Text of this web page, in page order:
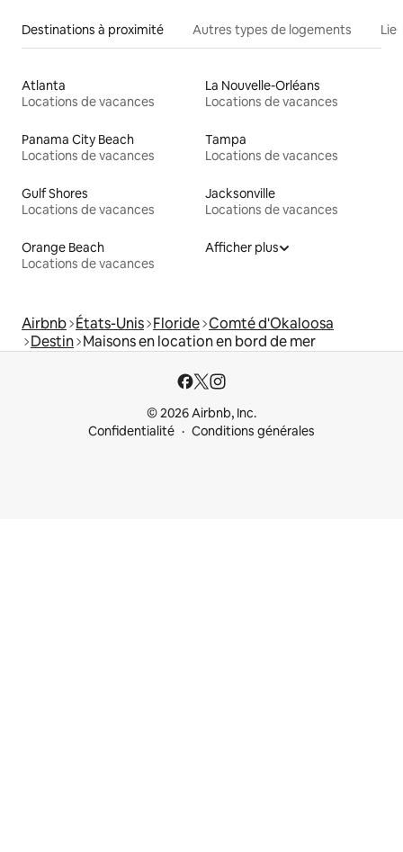
Destinations à proximité Autres types de logements
Atlanta
Locations de vacances
La Nouvelle-Orléans
Locations de vacances
Panama City Beach
Locations de vacances
Tampa
Locations de vacances
Gulf Shores
Locations de vacances
Jacksonville
Locations de vacances
Orange Beach
Locations de vacances
Afficher plus
Airbnb États-Unis Floride Comté d'Okaloosa
Destin Maisons en location en bord de mer
© 2026 Airbnb, Inc.
Confidentialité
Conditions générales